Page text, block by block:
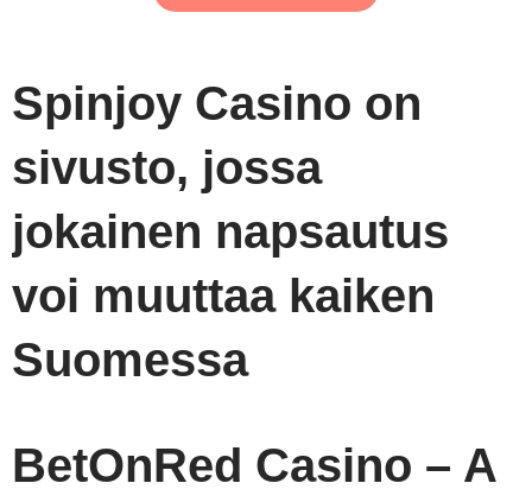
Spinjoy Casino on
sivusto, jossa
jokainen napsautus
voi muuttaa kaiken
Suomessa
BetOnRed Casino – A